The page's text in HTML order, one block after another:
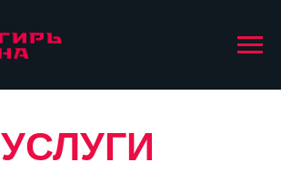
УСЛУГИ